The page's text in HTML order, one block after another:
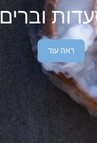
וברים
ראה עוד